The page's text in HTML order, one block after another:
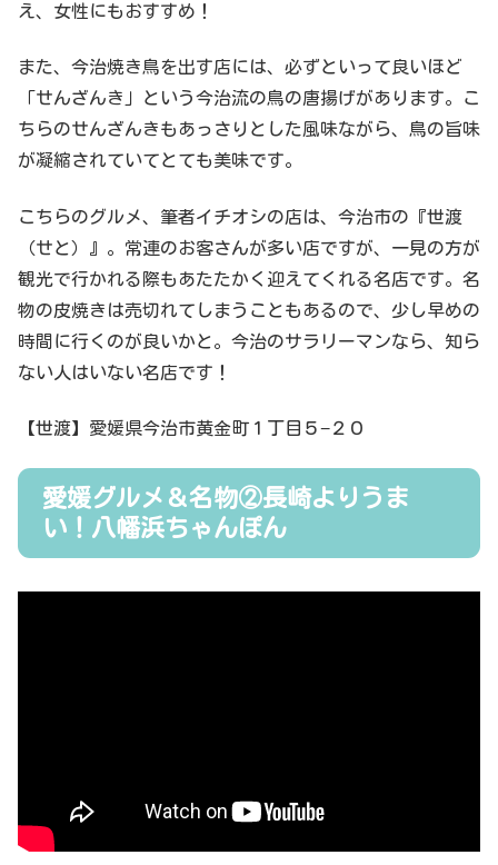
え、女性にもおすすめ！
また、今治焼き鳥を出す店には、必ずといって良いほど
「せんざんき」という今治流の鳥の唐揚げがあります。こ
ちらのせんざんきもあっさりとした風味ながら、鳥の旨味
が凝縮されていてとても美味です。
こちらのグルメ、筆者イチオシの店は、今治市の『世渡
（せと）』。常連のお客さんが多い店ですが、一見の方が
観光で行かれる際もあたたかく迎えてくれる名店です。名
物の皮焼きは売切れてしまうこともあるので、少し早めの
時間に行くのが良いかと。今治のサラリーマンなら、知ら
ない人はいない名店です！
【世渡】愛媛県今治市黄金町１丁目５−２０
愛媛グルメ＆名物②長崎よりうま
い！八幡浜ちゃんぽん